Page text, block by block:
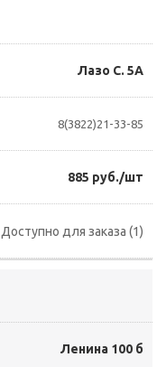
Лазо С. 5А
8(3822)21-33-85
885 руб./шт
Доступно для заказа (1)
Ленина 100 б